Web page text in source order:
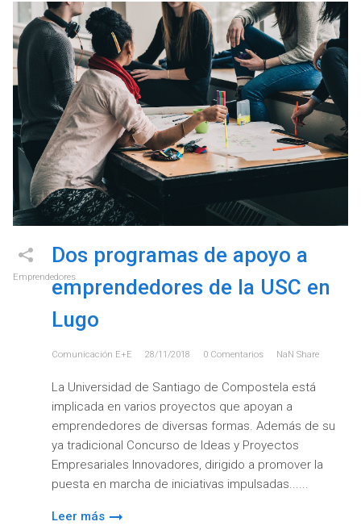
Emprendedores
Dos programas de apoyo a
emprendedores de la USC en
Lugo
Comunicación E+e 28/11/2018 0 Comentarios NaN Share
La Universidad de Santiago de Compostela está
implicada en varios proyectos que apoyan a
emprendedores de diversas formas. Además de su
ya tradicional Concurso de Ideas y Proyectos
Empresariales Innovadores, dirigido a promover la
puesta en marcha de iniciativas impulsadas...
Leer más